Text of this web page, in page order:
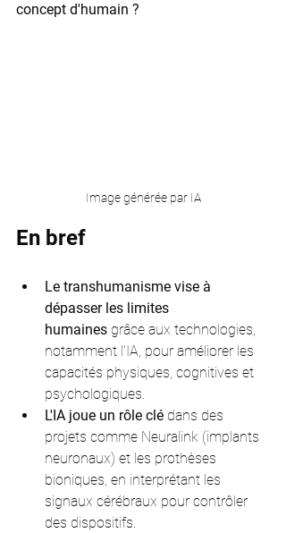
concept d'humain ?
Image générée par IA
En bref
Le transhumanisme vise à
dépasser les limites
humaines grâce aux technologies,
notamment l'IA, pour améliorer les
capacités physiques, cognitives et
psychologiques.
L'IA joue un rôle clé dans des
projets comme Neuralink (implants
neuronaux) et les prothèses
bioniques, en interprétant les
signaux cérébraux pour contrôler
des dispositifs.